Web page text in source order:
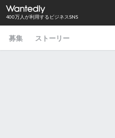
400万人が利用するビジネスSNS
募集 ストーリー